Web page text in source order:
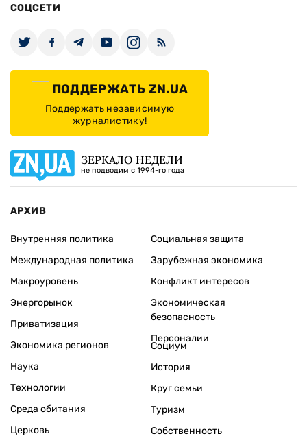
СОЦСЕТИ
ПОДДЕРЖАТЬ ZN.UA
Поддержать независимую
журналистику!
ЗЕРКАЛО НЕДЕЛИ
не подводим с 1994-го года
АРХИВ
Внутренняя политика
Международная политика
Макроуровень
Энергорынок
Приватизация
Экономика регионов
Социальная защита
Зарубежная экономика
Конфликт интересов
Экономическая
безопасность
Персоналии
Наука
Технологии
Среда обитания
Церковь
Социум
История
Круг семьи
Туризм
Собственность